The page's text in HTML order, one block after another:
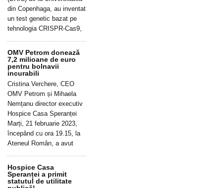
din Copenhaga, au inventat
un test genetic bazat pe
tehnologia CRISPR-Cas9,
OMV Petrom donează
7,2 milioane de euro
pentru bolnavii
incurabili
Cristina Verchere, CEO
OMV Petrom și Mihaela
Nemțanu director executiv
Hospice Casa Speranței
Marți, 21 februarie 2023,
începând cu ora 19.15, la
Ateneul Român, a avut
Hospice Casa
Speranței a primit
statutul de utilitate